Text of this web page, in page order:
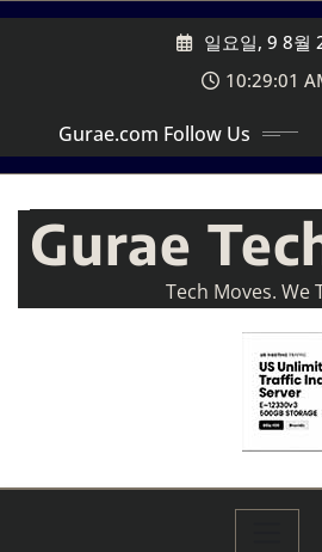
Skip
일요일, 9 8월
10:29:03
Gurae.com Follow Us
Gurae
Tech Moves. We